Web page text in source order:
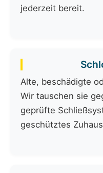
jederzeit bereit.
Alte, beschädigte
Wir tauschen sie
geprüfte
geschütztes